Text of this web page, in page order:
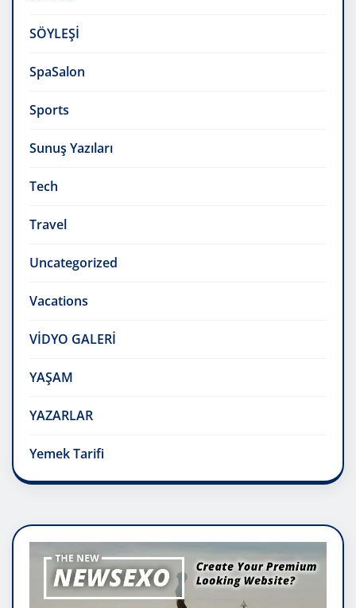
SÖYLEŞİ
SpaSalon
Sports
Sunuş Yazıları
Tech
Travel
Uncategorized
Vacations
VİDYO GALERİ
YAŞAM
YAZARLAR
Yemek Tarifi